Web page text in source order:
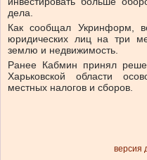
дела.
Как сообщал Укринформ,
юридических лиц на три
землю и недвижимость.
Ранее Кабмин принял
Харьковской области
местных налогов и сборов.
версия